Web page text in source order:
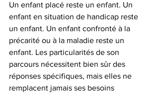
Un enfant placé reste un enfant. Un
enfant en situation de handicap reste
un enfant. Un enfant confronté à la
précarité ou à la maladie reste un
enfant. Les particularités de son
parcours nécessitent bien sûr des
réponses spécifiques, mais elles ne
remplacent jamais ses besoins